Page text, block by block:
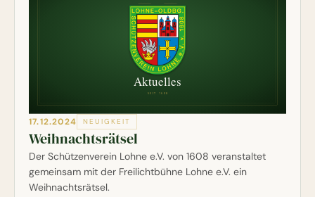
17.12.2024 NEUIGKEIT
Weihnachtsrätsel
Der Schützenverein Lohne e.V. von 1608 veranstaltet
gemeinsam mit der Freilichtbühne Lohne e.V. ein
Weihnachtsrätsel.